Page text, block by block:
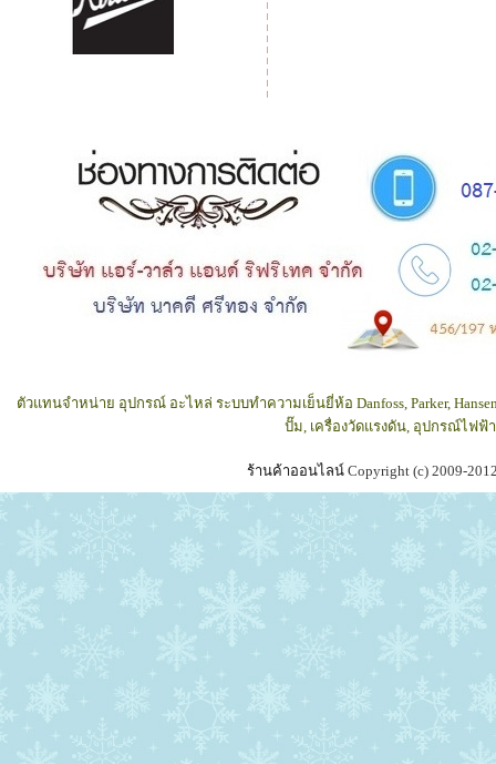
ตัวแทนจำหน่าย อุปกรณ์ อะไหล่ ระบบทำความเย็นยี่ห้อ Danfoss, Parker,
ปั๊ม, เครื่องวัดแรงดัน, อุปกรณ์ไฟฟ้
ร้านค้าออนไลน์ Copyright (c) 2009-